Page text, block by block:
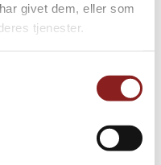
givet dem, eller som
tjenester.